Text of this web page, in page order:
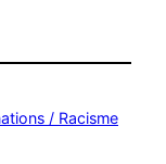
/ Racisme